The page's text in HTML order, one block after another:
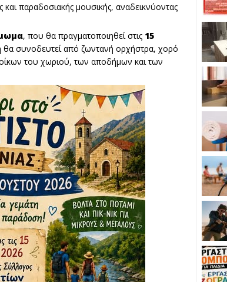
παραδοσιακής μουσικής, αναδεικνύοντας
, που θα πραγματοποιηθεί στις 15
θα συνοδευτεί από ζωντανή ορχήστρα, χορό
του χωριού, των αποδήμων και των